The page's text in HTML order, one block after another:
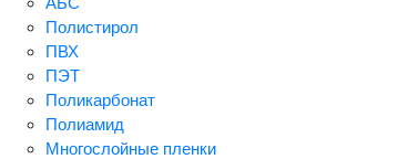
Полистирол
ПВХ
ПЭТ
Поликарбонат
Полиамид
Многослойные пленки